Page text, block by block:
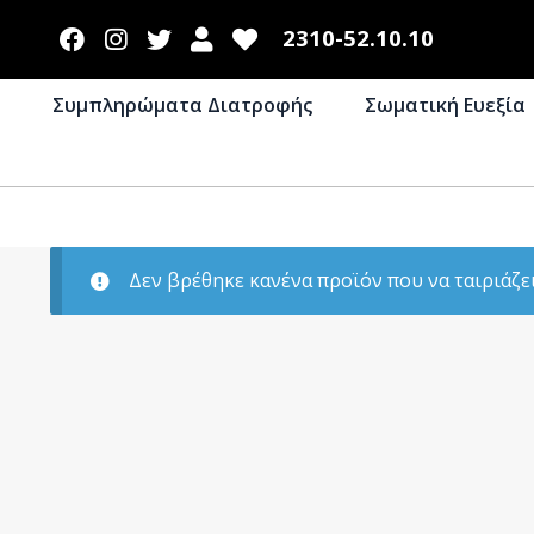
2310-52.10.10
Συμπληρώματα Διατροφής Σωματική Ευεξία
Δεν βρέθηκε κανένα προϊόν που να